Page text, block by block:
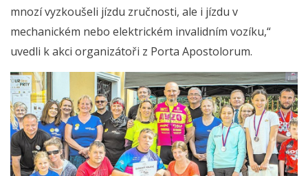
mnozí vyzkoušeli jízdu zručnosti, ale i jízdu v
mechanickém nebo elektrickém invalidním vozíku,“
uvedli k akci organizátoři z Porta Apostolorum.